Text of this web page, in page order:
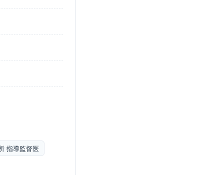
指導監督医